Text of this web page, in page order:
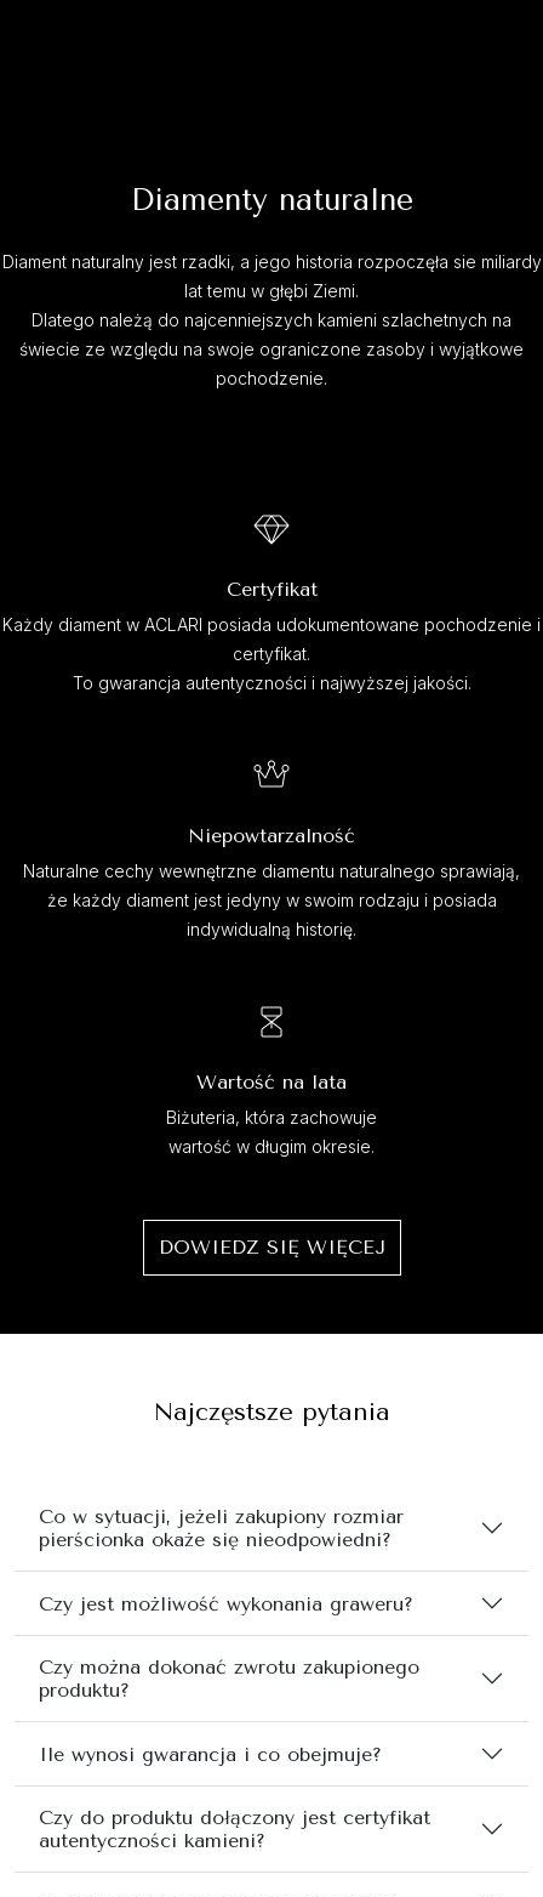
Diamenty naturalne
Diament naturalny jest rzadki, a jego historia rozpoczęła sie miliardy
lat temu w głębi Ziemi.
Dlatego należą do najcenniejszych kamieni szlachetnych na
świecie ze względu na swoje ograniczone zasoby i wyjątkowe
pochodzenie.
Certyfikat
Każdy diament w ACLARI posiada udokumentowane pochodzenie i
certyfikat.
To gwarancja autentyczności i najwyższej jakości.
Niepowtarzalność
Naturalne cechy wewnętrzne diamentu naturalnego sprawiają,
że każdy diament jest jedyny w swoim rodzaju i posiada
indywidualną historię.
Wartość na lata
Biżuteria, która zachowuje
wartość w długim okresie.
DOWIEDZ SIĘ WIĘCEJ
Najczęstsze pytania
Co w sytuacji, jeżeli zakupiony rozmiar
pierścionka okaże się nieodpowiedni?
Czy jest możliwość wykonania graweru?
Czy można dokonać zwrotu zakupionego
produktu?
Ile wynosi gwarancja i co obejmuje?
Czy do produktu dołączony jest certyfikat
autentyczności kamieni?